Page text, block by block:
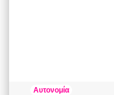
Αυτονομία